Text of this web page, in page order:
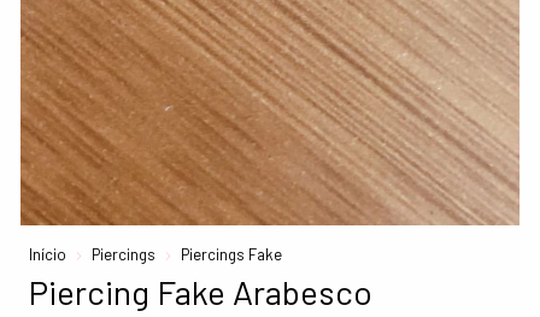
Início Piercings Piercings Fake
Piercing Fake Arabesco